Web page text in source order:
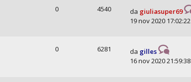
0 4540 da giuliasuper69
19 nov 2020 17:02:22
0 6281 da gilles
16 nov 2020 21:59:38